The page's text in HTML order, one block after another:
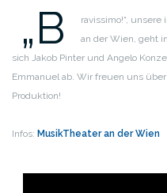
„B
ravissimo!“,
an der Wien, geht
sich Jakob Pinter und Angelo
Emmanuel ab. Wir freuen uns
Produktion!
Infos: MusikTheater an der Wien